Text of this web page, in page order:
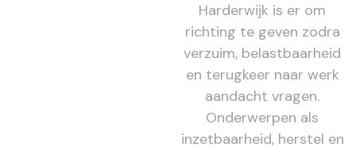
Harderwijk is er om
richting te geven zodra
verzuim, belastbaarheid
en terugkeer naar werk
aandacht vragen.
Onderwerpen als
inzetbaarheid, herstel en